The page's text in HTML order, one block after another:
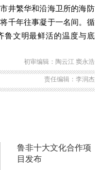
井繁华和沿海卫所的海防
千年往事凝于一名间。循
鲁文明最鲜活的温度与底
初审编辑：陶云江 窦永浩
责任编辑：李润杰
鲁非十大文化合作项
目发布